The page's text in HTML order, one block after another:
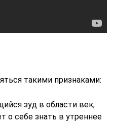
такими признаками:
зуд в области век,
о себе знать в утреннее